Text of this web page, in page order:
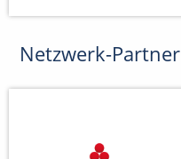
Netzwerk-Partner